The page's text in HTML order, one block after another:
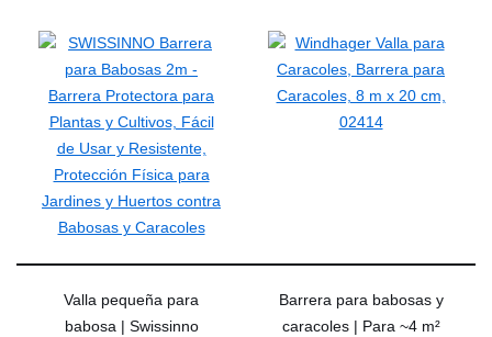
Valla pequeña para
babosa | Swissinno
Barrera para babosas y
caracoles | Para ~4 m²